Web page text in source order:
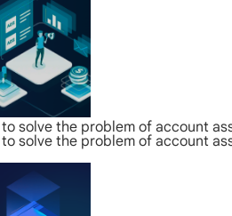
solve the problem of account
solve the problem of account